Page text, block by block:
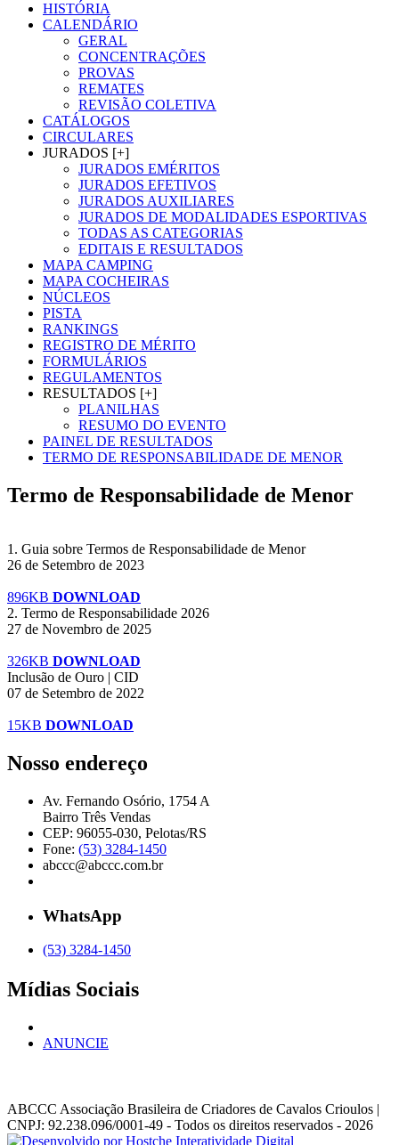
HISTÓRIA
CALENDÁRIO
GERAL
CONCENTRAÇÕES
PROVAS
REMATES
REVISÃO COLETIVA
CATÁLOGOS
CIRCULARES
JURADOS [+]
JURADOS EMÉRITOS
JURADOS EFETIVOS
JURADOS AUXILIARES
JURADOS DE MODALIDADES ESPORTIVAS
TODAS AS CATEGORIAS
EDITAIS E RESULTADOS
MAPA CAMPING
MAPA COCHEIRAS
NÚCLEOS
PISTA
RANKINGS
REGISTRO DE MÉRITO
FORMULÁRIOS
REGULAMENTOS
RESULTADOS [+]
PLANILHAS
RESUMO DO EVENTO
PAINEL DE RESULTADOS
TERMO DE RESPONSABILIDADE DE MENOR
Termo de Responsabilidade de Menor
1. Guia sobre Termos de Responsabilidade de Menor
26 de Setembro de 2023
896KB DOWNLOAD
2. Termo de Responsabilidade 2026
27 de Novembro de 2025
326KB DOWNLOAD
Inclusão de Ouro | CID
07 de Setembro de 2022
15KB DOWNLOAD
Nosso endereço
Av. Fernando Osório, 1754 A
Bairro Três Vendas
CEP: 96055-030, Pelotas/RS
Fone: (53) 3284-1450
abccc@abccc.com.br
WhatsApp
(53) 3284-1450
Mídias Sociais
ANUNCIE
ABCCC Associação Brasileira de Criadores de Cavalos Crioulos |
CNPJ: 92.238.096/0001-49 - Todos os direitos reservados - 2026